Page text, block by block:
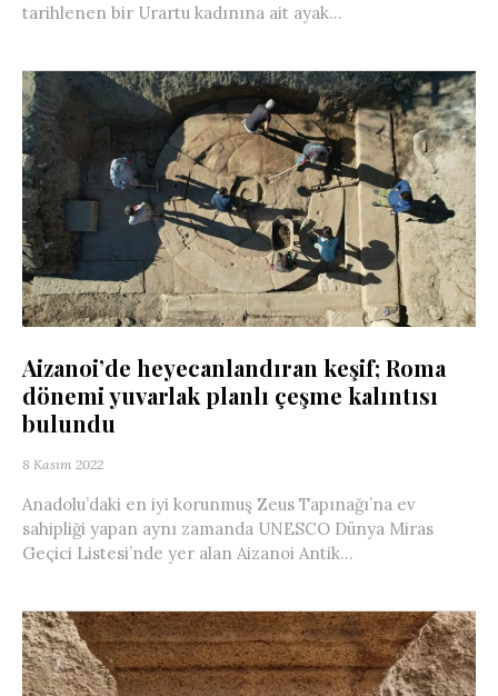
tarihlenen bir Urartu kadınına ait ayak...
Aizanoi’de heyecanlandıran keşif; Roma
dönemi yuvarlak planlı çeşme kalıntısı
bulundu
8 Kasım 2022
Anadolu’daki en iyi korunmuş Zeus Tapınağı’na ev
sahipliği yapan aynı zamanda UNESCO Dünya Miras
Geçici Listesi’nde yer alan Aizanoi Antik...